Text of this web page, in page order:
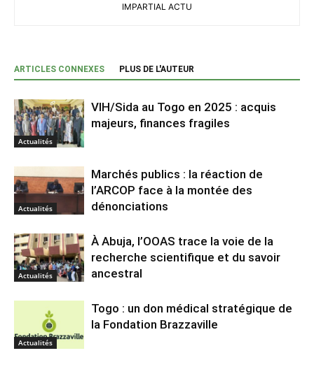
IMPARTIAL ACTU
ARTICLES CONNEXES PLUS DE L'AUTEUR
Actualités
VIH/Sida au Togo en 2025 : acquis
majeurs, finances fragiles
Actualités
Marchés publics : la réaction de
l’ARCOP face à la montée des
dénonciations
Actualités
À Abuja, l’OOAS trace la voie de la
recherche scientifique et du savoir
ancestral
Actualités
Togo : un don médical stratégique de
la Fondation Brazzaville